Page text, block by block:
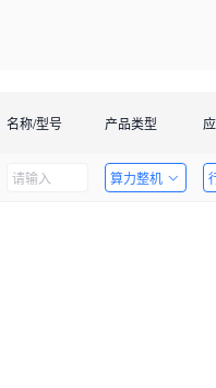
名称/型号 产品类型
算力整机